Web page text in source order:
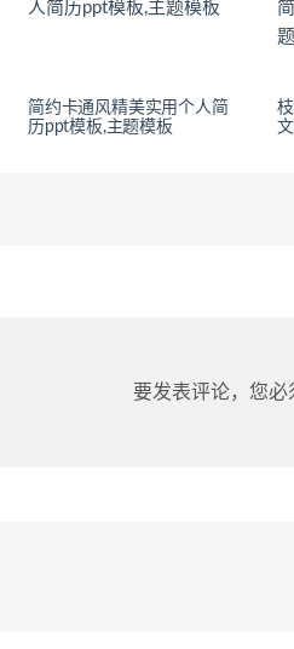
简约卡通风精美实用个人简
历ppt模板,主题模板
要发表评论，您必